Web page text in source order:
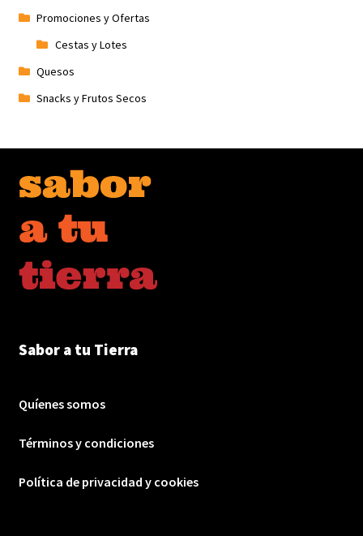
Promociones y Ofertas
Cestas y Lotes
Quesos
Snacks y Frutos Secos
Sabor a tu Tierra
Quíenes somos
Términos y condiciones
Política de privacidad y cookies